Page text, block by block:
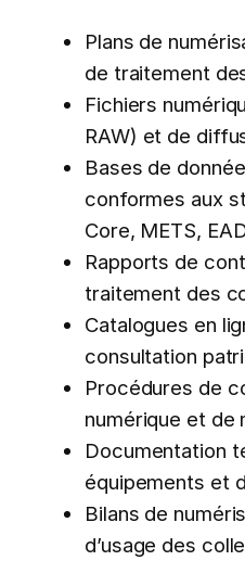
Plans de
de traitement
Fichiers
RAW) et de
Bases de
conformes aux
Core, METS,
Rapports de
traitement des
Catalogues en
consultation
Procédures de
numérique et de
Documentation
équipements et
Bilans de
d’usage des